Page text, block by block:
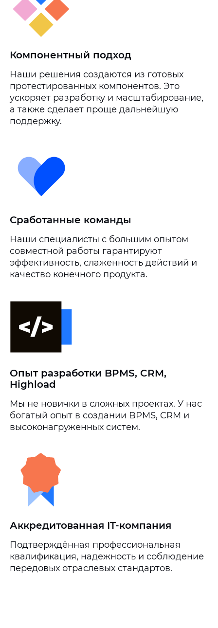
Компонентный подход
Наши решения создаются из готовых
протестированных компонентов. Это
ускоряет разработку и масштабирование,
а также сделает проще дальнейшую
поддержку.
Сработанные команды
Наши специалисты с большим опытом
совместной работы гарантируют
эффективность, слаженность действий и
качество конечного продукта.
Опыт разработки BPMS, CRM,
Highload
Мы не новички в сложных проектах. У нас
богатый опыт в создании BPMS, CRM и
высоконагруженных систем.
Аккредитованная IT-компания
Подтверждённая профессиональная
квалификация, надежность и соблюдение
передовых отраслевых стандартов.